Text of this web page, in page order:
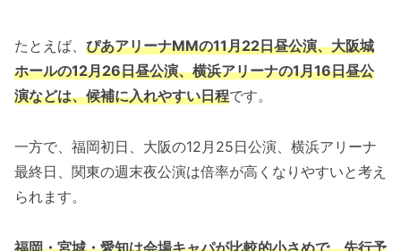
たとえば、 ぴあアリーナMMの11月22日昼公演、大阪城
ホールの12月26日昼公演、横浜アリーナの1月16日昼公
演などは、候補に入れやすい日程です。
一方で、福岡初日、大阪の12月25日公演、横浜アリーナ
最終日、関東の週末夜公演は倍率が高くなりやすいと考え
られます。
福岡・宮城・愛知は会場キャパが比較的小さめで、先行予